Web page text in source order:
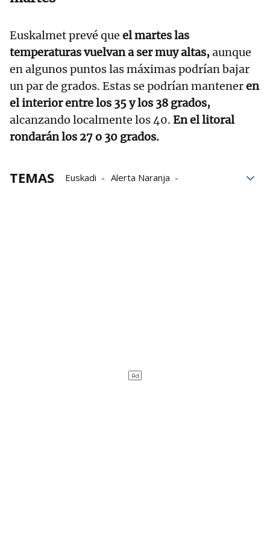
Euskalmet prevé que el martes las
temperaturas vuelvan a ser muy altas,aunque
en algunos puntos las máximas podrían bajar
un par de grados. Estas se podrían manteneren
el interior entre los 35 y los 38 grados,
alcanzando localmente los 40. En el litoral
rondarán los 27 o 30 grados.
TEMAS Euskadi
Alerta Naranja